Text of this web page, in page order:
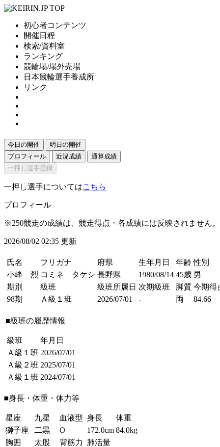
初心者コンテンツ
開催日程
検索/資料室
ランキング
競輪場/場外売場
日本競輪選手養成所
リンク
今日の開催
明日の開催
プロフィール
近況成績
通算成績
一押し選手登録
一押し選手についてはこちら
プロフィール
※250競走の成績は、競走得点・各成績には反映されません。
2026/08/02 02:35 更新
氏名 フリガナ 府県 生年月日 年齢 性別
小峰 烈 コミネ タケシ 長野県 1980/08/14 45歳 男
期別
級班 級班所属日 次期級班 脚質 今期得
98期
Ａ級１班 2026/07/01 - 両 84.66
■級班の履歴情報
級班
年月日
Ａ級１班 2026/07/01
Ａ級２班 2025/07/01
Ａ級１班 2024/07/01
■身長・体重・体力等
星座 九星 血液型 身長
体重
獅子座
二黒 O 172.0cm 84.0kg
胸囲
太股 背筋力
肺活量